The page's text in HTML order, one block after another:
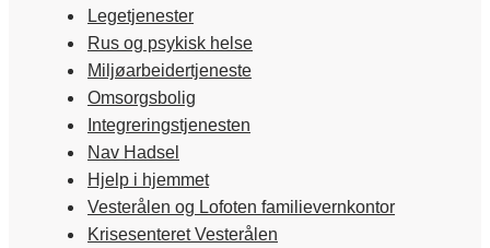
Legetjenester
Rus og psykisk helse
Miljøarbeidertjeneste
Omsorgsbolig
Integreringstjenesten
Nav Hadsel
Hjelp i hjemmet
Vesterålen og Lofoten familievernkontor
Krisesenteret Vesterålen